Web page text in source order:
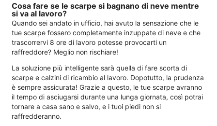
Cosa fare se le scarpe si bagnano di neve mentre
si va al lavoro?
Quando sei andato in ufficio, hai avuto la sensazione che le
tue scarpe fossero completamente inzuppate di neve e che
trascorrervi 8 ore di lavoro potesse provocarti un
raffreddore? Meglio non rischiare!
La soluzione più intelligente sarà quella di fare scorta di
scarpe e calzini di ricambio al lavoro. Dopotutto, la prudenza
è sempre assicurata! Grazie a questo, le tue scarpe avranno
il tempo di asciugarsi durante una lunga giornata, così potrai
tornare a casa sano e salvo, e i tuoi piedi non si
raffredderanno.